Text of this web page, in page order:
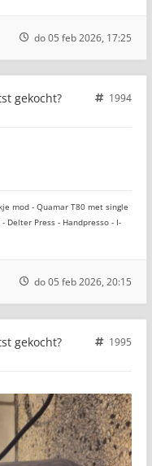
do 05 feb 2026, 17:25
gekocht?
1994
mod - Quamar T80 met single
Delter Press - Handpresso - I-
do 05 feb 2026, 20:15
gekocht?
1995